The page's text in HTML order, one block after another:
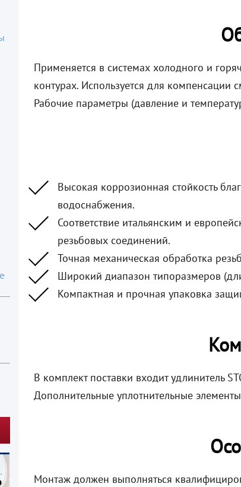
Применяется в системах холодного и
контурах. Используется для
Рабочие параметры (давление и
Высокая коррозионная стойкость
водоснабжения.
Соответствие итальянским и
резьбовых соединений.
Точная механическая обработка
Широкий диапазон типоразмеров
Компактная и прочная упаковка
В комплект поставки входит удлинитель
Дополнительные уплотнительные
Монтаж должен выполняться